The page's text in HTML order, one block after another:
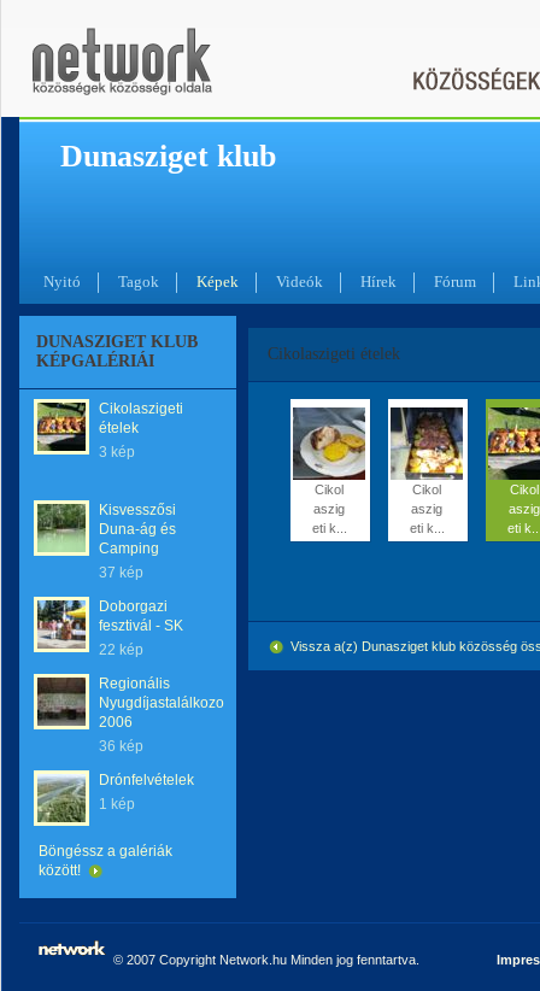
Dunasziget klub
Nyitó Tagok Képek Videók Hírek Fórum
DUNASZIGET KLUB
KÉPGALÉRIÁI
Cikolaszigeti
ételek
3 kép
Kisvesszősi
Duna-ág és
Camping
37 kép
Doborgazi
fesztivál - SK
22 kép
Regionális
Nyugdíjastalálkozo
2006
36 kép
Drónfelvételek
1 kép
Böngéssz a galériák
között!
Cikolaszigeti ételek
Cikol
aszig
eti k...
Cikol
aszig
eti k...
Cikol
aszig
eti
Vissza a(z) Dunasziget klub közösség
© 2007 Copyright Network.hu Minden jog fenntartva.